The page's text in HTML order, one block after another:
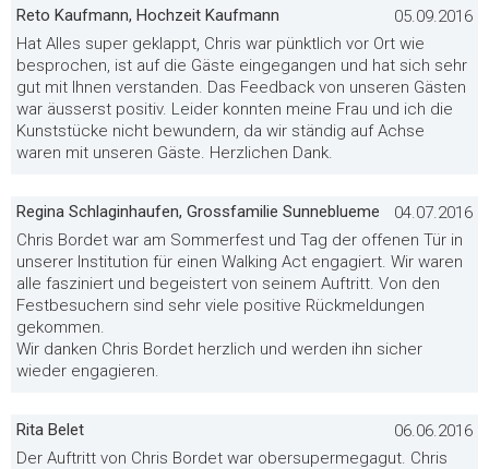
Reto Kaufmann, Hochzeit Kaufmann
05.09.2016
Hat Alles super geklappt, Chris war pünktlich vor Ort wie
besprochen, ist auf die Gäste eingegangen und hat sich sehr
gut mit Ihnen verstanden. Das Feedback von unseren Gästen
war äusserst positiv. Leider konnten meine Frau und ich die
Kunststücke nicht bewundern, da wir ständig auf Achse
waren mit unseren Gäste. Herzlichen Dank.
Regina Schlaginhaufen, Grossfamilie Sunneblueme
04.07.2016
Chris Bordet war am Sommerfest und Tag der offenen Tür in
unserer Institution für einen Walking Act engagiert. Wir waren
alle fasziniert und begeistert von seinem Auftritt. Von den
Festbesuchern sind sehr viele positive Rückmeldungen
gekommen.
Wir danken Chris Bordet herzlich und werden ihn sicher
wieder engagieren.
Rita Belet
06.06.2016
Der Auftritt von Chris Bordet war obersupermegagut. Chris